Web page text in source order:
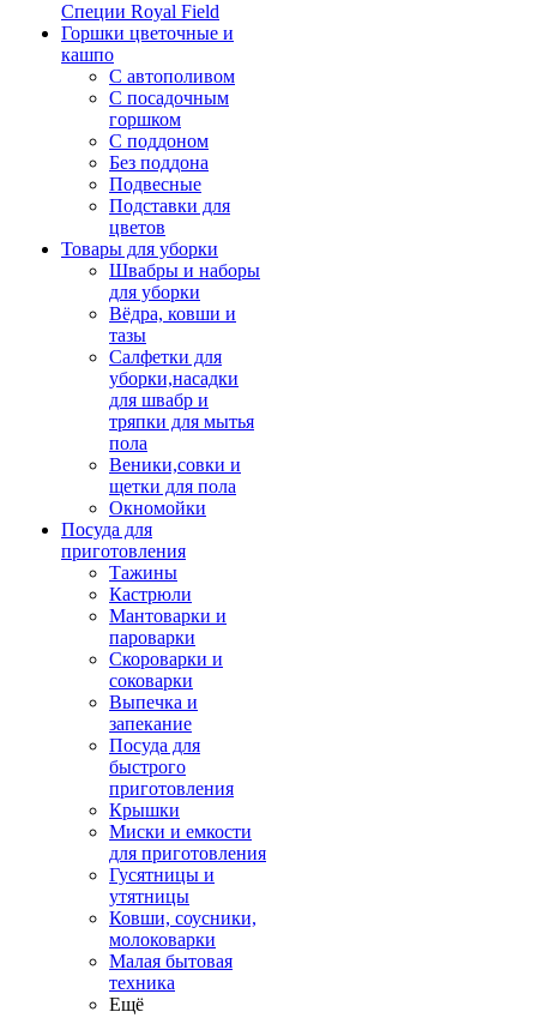
Специи Royal Field
Горшки цветочные и
кашпо
С автополивом
С посадочным
горшком
С поддоном
Без поддона
Подвесные
Подставки для
цветов
Товары для уборки
Швабры и наборы
для уборки
Вёдра, ковши и
тазы
Салфетки для
уборки,насадки
для швабр и
тряпки для мытья
пола
Веники,совки и
щетки для пола
Окномойки
Посуда для
приготовления
Тажины
Кастрюли
Мантоварки и
пароварки
Скороварки и
соковарки
Выпечка и
запекание
Посуда для
быстрого
приготовления
Крышки
Миски и емкости
для приготовления
Гусятницы и
утятницы
Ковши, соусники,
молоковарки
Малая бытовая
техника
Ещё